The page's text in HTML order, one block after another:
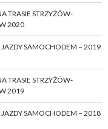
TRASIE STRZYŻÓW-
2020
SAMOCHODEM – 2019
TRASIE STRZYŻÓW-
2019
SAMOCHODEM – 2018